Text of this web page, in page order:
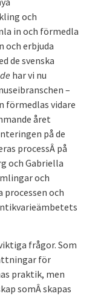
och
in och förmedla
och erbjuda
de svenska
har vi nu
–
förmedlas vidare
året
på de
processÂ på
och Gabriella
och
och
frågor. Som
för
praktik, men
somÂ skapas